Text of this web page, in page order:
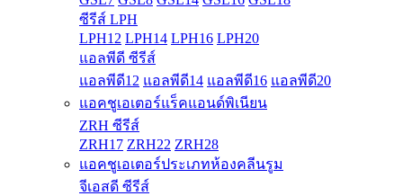
ซีรีส์ LPH
LPH12 LPH14 LPH16 LPH20
แอลพีดี ซีรีส์
แอลพีดี12 แอลพีดี14 แอลพีดี16 แอลพีดี20
แอคชูเอเตอร์แร็คแอนด์พิเนียน
ZRH ซีรีส์
ZRH17 ZRH22 ZRH28
แอคชูเอเตอร์ประเภทห้องคลีนรูม
จีเอสดี ซีรีส์